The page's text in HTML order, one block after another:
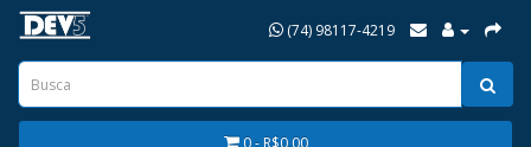
(74) 98117-4219
0 - R$0,00